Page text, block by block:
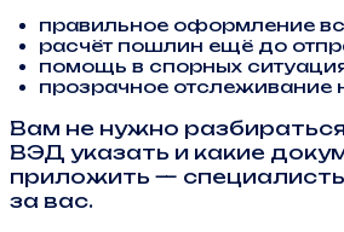
правильное оформление
расчёт пошлин ещё до
помощь в спорных
прозрачное отслеживание
Вам не нужно
ВЭД указать и какие
приложить —
за вас.